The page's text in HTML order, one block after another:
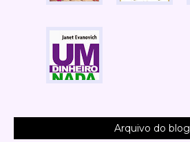
Arquivo do blog